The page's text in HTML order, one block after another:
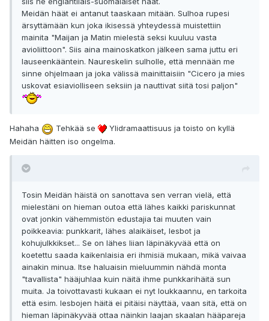
Meidän häät ei antanut taaskaan mitään. Sulhoa rupesi
ärsyttämään kun joka ikisessä yhteydessä muistettiin
mainita "Maijan ja Matin mielestä seksi kuuluu vasta
avioliittoon". Siis aina mainoskatkon jälkeen sama juttu eri
lauseenkääntein. Naureskelin sulholle, että mennään me
sinne ohjelmaan ja joka välissä mainittaisiin "Cicero ja mies
uskovat esiaviolliseen seksiin ja nauttivat siitä tosi paljon"
Hahaha Tehkää se
Ylidramaattisuus ja toisto on kyllä
Meidän häitten iso ongelma.
Tosin Meidän häistä on sanottava sen verran vielä, että
mielestäni on hieman outoa että lähes kaikki pariskunnat
ovat jonkin vähemmistön edustajia tai muuten vain
poikkeavia: punkkarit, lähes alaikäiset, lesbot ja
kohujulkkikset... Se on lähes liian läpinäkyvää että on
koetettu saada kaikenlaisia eri ihmisiä mukaan, mikä vaivaa
ainakin minua. Itse haluaisin mieluummin nähdä monta
"tavallista" hääjuhlaa kuin näitä ihme punkkarihäitä sun
muita. Ja toivottavasti kukaan ei nyt loukkaannu, en tarkoita
että esim. lesbojen häitä ei pitäisi näyttää, vaan sitä, että on
hieman läpinäkyvää ottaa näinkin laajan skaalan hääpareja